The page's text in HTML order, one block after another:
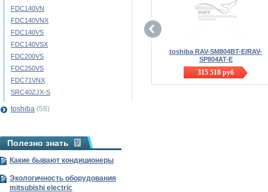
toshiba RAV-SM804BT-E/RAV-
SP804AT-E
315 518 руб
FDC140VN
FDC140VNX
FDC140VS
FDC140VSX
FDC200VS
FDC250VS
FDC71VNX
SRC40ZJX-S
toshiba (58)
Полезно знать
Какие бывают кондиционеры
Экологичность оборудования
mitsubishi electric